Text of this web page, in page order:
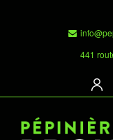
441